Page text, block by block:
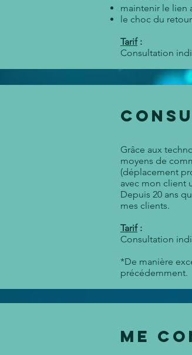
maintenir le lien
le choc du
Tarif:
Consultation
Grâce aux
moyens de
(déplacement
avec mon client
Depuis 20 ans
mes clients.
Tarif:
Consultation
*De manière
précédemment.
Me